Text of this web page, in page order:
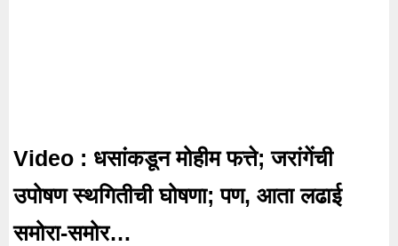
Video : धसांकडून मोहीम फत्ते; जरांगेंची
उपोषण स्थगितीची घोषणा; पण, आता लढाई
समोरा-समोर…